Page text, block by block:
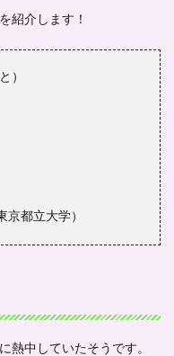
紹介します！
）
京都立大学）
熱中していたそうです。